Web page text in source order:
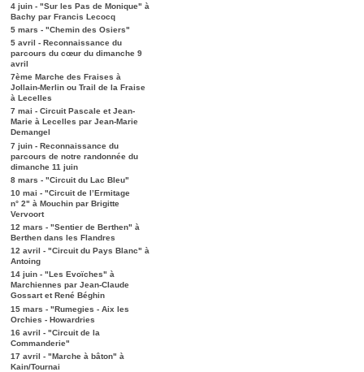
4 juin - "Sur les Pas de Monique" à
Bachy par Francis Lecocq
5 mars - "Chemin des Osiers"
5 avril - Reconnaissance du
parcours du cœur du dimanche 9
avril
7ème Marche des Fraises à
Jollain-Merlin ou Trail de la Fraise
à Lecelles
7 mai - Circuit Pascale et Jean-
Marie à Lecelles par Jean-Marie
Demangel
7 juin - Reconnaissance du
parcours de notre randonnée du
dimanche 11 juin
8 mars - "Circuit du Lac Bleu"
10 mai - "Circuit de l’Ermitage
n° 2" à Mouchin par Brigitte
Vervoort
12 mars - "Sentier de Berthen" à
Berthen dans les Flandres
12 avril - "Circuit du Pays Blanc" à
Antoing
14 juin - "Les Evoïches" à
Marchiennes par Jean-Claude
Gossart et René Béghin
15 mars - "Rumegies - Aix les
Orchies - Howardries
16 avril - "Circuit de la
Commanderie"
17 avril - "Marche à bâton" à
Kain/Tournai